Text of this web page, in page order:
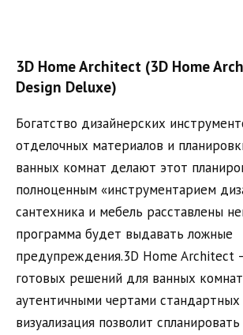
3D Home Architect (3D Home
Design Deluxe)
Богатство дизайнерских
отделочных материалов и
ванных комнат делают этот
полноценным «инструментарием
сантехника и мебель расставлены
программа будет выдавать ложные
предупреждения.3D Home Architect
готовых решений для ванных
аутентичными чертами стандартных
визуализация позволит